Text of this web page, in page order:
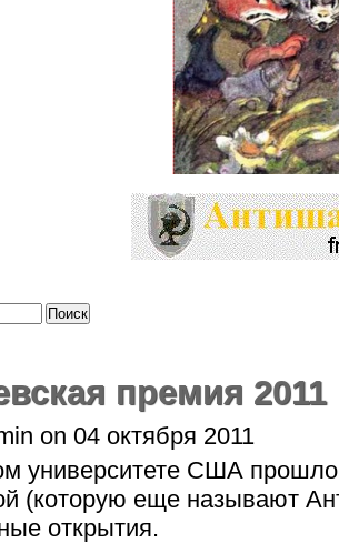
премия 2011
on 04 октября 2011
университете США
(которую еще называют
открытия.